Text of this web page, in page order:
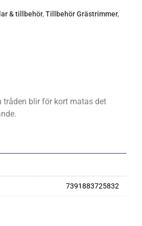
& tillbehör,Tillbehör Grästrimmer,
blir för kort matas det
7391883725832